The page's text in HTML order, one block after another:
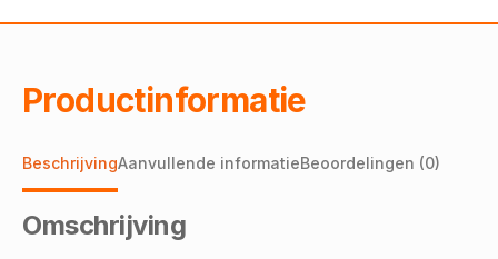
Productinformatie
BeschrijvingAanvullende informatieBeoordelingen (0)
Omschrijving